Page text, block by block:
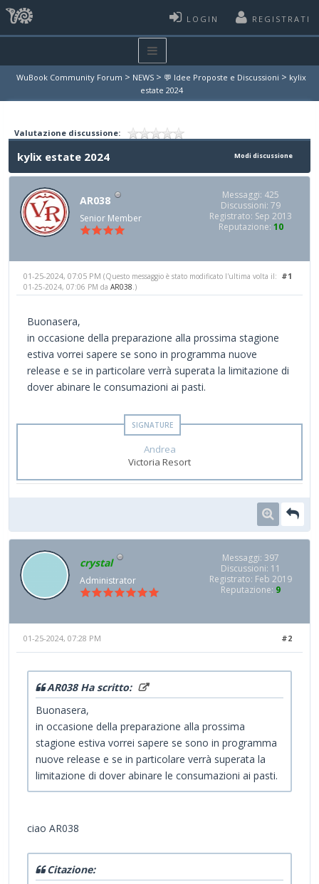
LOGIN REGISTRATI
WuBook Community Forum > NEWS > 💬 Idee Proposte e Discussioni > kylix
estate 2024
Valutazione discussione:
Modi discussione
kylix estate 2024
AR038
Senior Member
Messaggi: 425
Discussioni: 79
Registrato: Sep 2013
Reputazione: 10
#1
01-25-2024, 07:05 PM (Questo messaggio è stato modificato l'ultima volta il:
01-25-2024, 07:06 PM da AR038 .)
Buonasera,
in occasione della preparazione alla prossima stagione
estiva vorrei sapere se sono in programma nuove
release e se in particolare verrà superata la limitazione di
dover abinare le consumazioni ai pasti.
Andrea
Victoria Resort
crystal
Administrator
Messaggi: 397
Discussioni: 11
Registrato: Feb 2019
Reputazione: 9
#2
01-25-2024, 07:28 PM
AR038 Ha scritto:
Buonasera,
in occasione della preparazione alla prossima
stagione estiva vorrei sapere se sono in programma
nuove release e se in particolare verrà superata la
limitazione di dover abinare le consumazioni ai pasti.
ciao AR038
Citazione: